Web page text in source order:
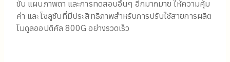
ขับ แผนภาพตา และการทดสอบอื่นๆ อีกมากมาย ให้ความคุ้ม
ค่า และโซลูชันที่มีประสิทธิภาพสําหรับการปรับใช้สายการผลิต
โมดูลออปติคัล 800G อย่างรวดเร็ว